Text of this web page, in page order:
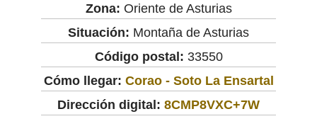
Zona: Oriente de Asturias
Situación: Montaña de Asturias
Código postal: 33550
Cómo llegar: Corao - Soto La Ensartal
Dirección digital: 8CMP8VXC+7W